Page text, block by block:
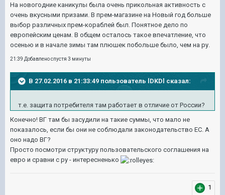
На новогодние каникулы была очень прикольная активность с
очень вкусными призами. В прем-магазине на Новый год больше
выбор различных прем-кораблей был. Понятное дело по
европейским ценам. В общем осталось такое впечатление, что
осенью и в начале зимы там плюшек побольше было, чем на ру.
21:39 Добавлено спустя 3 минуты
В 27.02.2016 в 21:33:49 пользователь lDKDl сказал:
т.е. защита потребителя там работает в отличие от России?
Конечно! ВГ там бы засудили на такие суммы, что мало не
показалось, если бы они не соблюдали законодательство ЕС. А
оно надо ВГ?
Просто посмотри структуру пользовательского соглашения на
евро и сравни с ру - интересненько
1